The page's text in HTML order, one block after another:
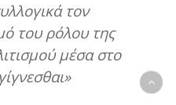
τον
του ρόλου της
μέσα στο